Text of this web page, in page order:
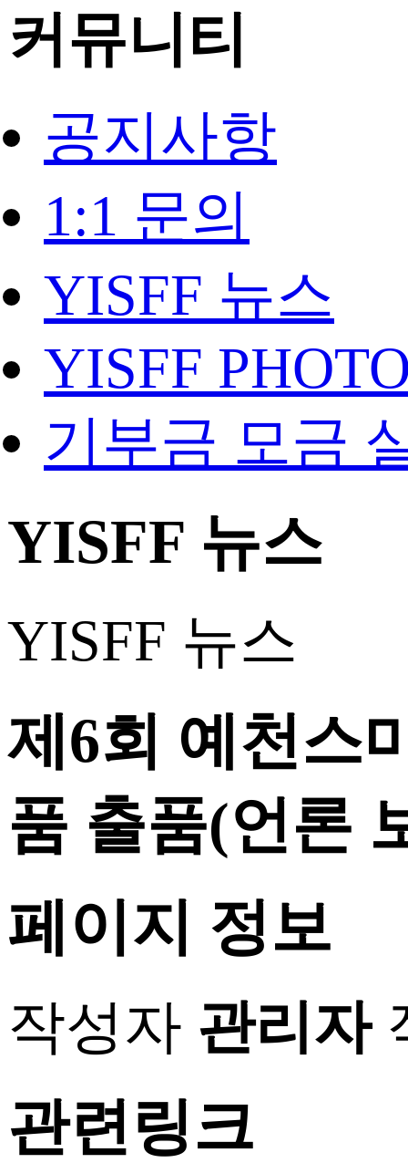
커뮤니티
공지사항
1:1 문의
YISFF 뉴스
YISFF
기부금 모금
YISFF 뉴스
YISFF 뉴스
제6회 예천스
품 출품(언론
페이지 정보
작성자 관리자
관련링크